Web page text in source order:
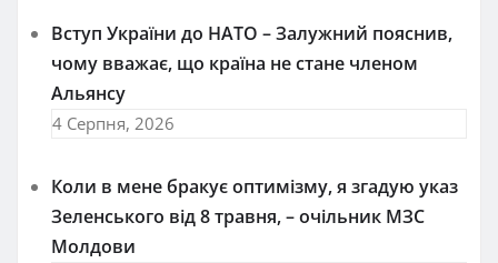
Вступ України до НАТО – Залужний пояснив,
чому вважає, що країна не стане членом
Альянсу
4 Серпня, 2026
Коли в мене бракує оптимізму, я згадую указ
Зеленського від 8 травня, – очільник МЗС
Молдови